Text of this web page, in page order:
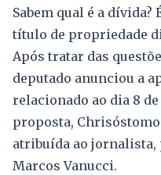
Sabem qual é a
título de propriedade
Após tratar das
deputado anunciou a
relacionado ao dia 8
proposta,
atribuída ao
Marcos Vanucci.